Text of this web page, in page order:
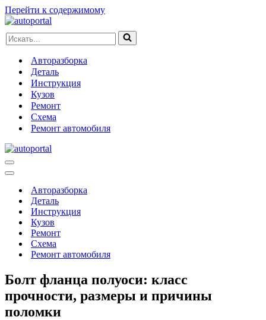
Перейти к содержимому
Искать...
Авторазборка
Деталь
Инструкция
Кузов
Ремонт
Схема
Ремонт автомобиля
Меню
навигации
Меню
навигацииАвторазборка
Деталь
Инструкция
Кузов
Ремонт
Схема
Ремонт автомобиля
Болт фланца полуоси: класс
прочности, размеры и причины
поломки